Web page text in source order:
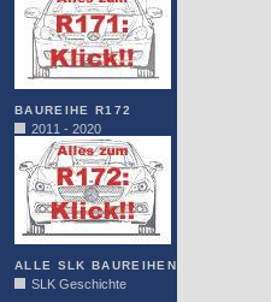
BAUREIHE R172
2011 - 2020
ALLE SLK BAUREIHEN
SLK Geschichte